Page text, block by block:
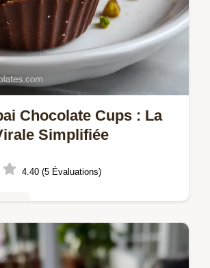
Chocolate Cups : La
Simplifiée
4.40 (5 Évaluations)
recette des Easy Dubai
la version simplifiée et